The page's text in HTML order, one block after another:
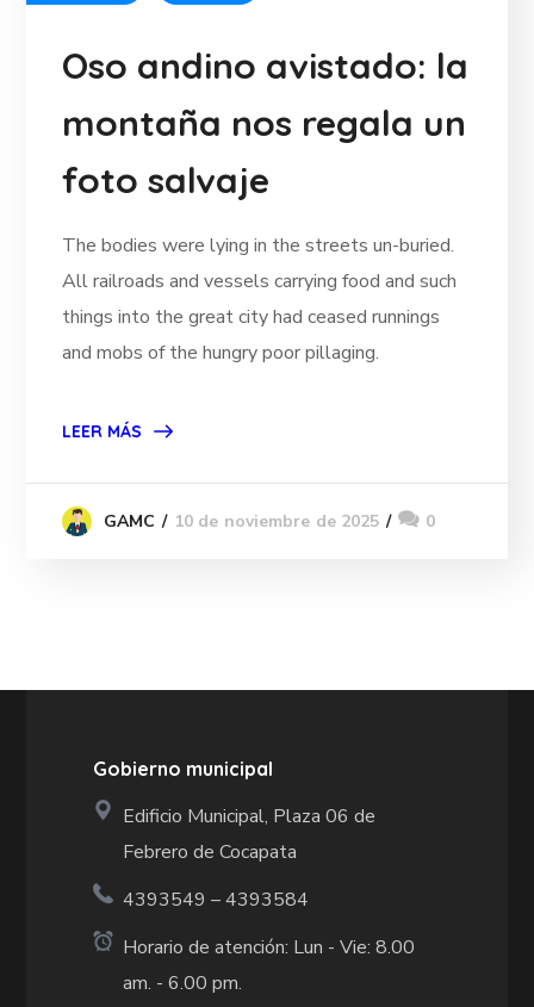
Oso andino avistado: la
montaña nos regala un
foto salvaje
The bodies were lying in the streets un-buried.
All railroads and vessels carrying food and such
things into the great city had ceased runnings
and mobs of the hungry poor pillaging.
LEER MÁS
GAMC 10 de noviembre de 2025 0
Gobierno municipal
Edificio Municipal, Plaza 06 de
Febrero de Cocapata
4393549 – 4393584
Horario de atención: Lun - Vie: 8.00
am. - 6.00 pm.